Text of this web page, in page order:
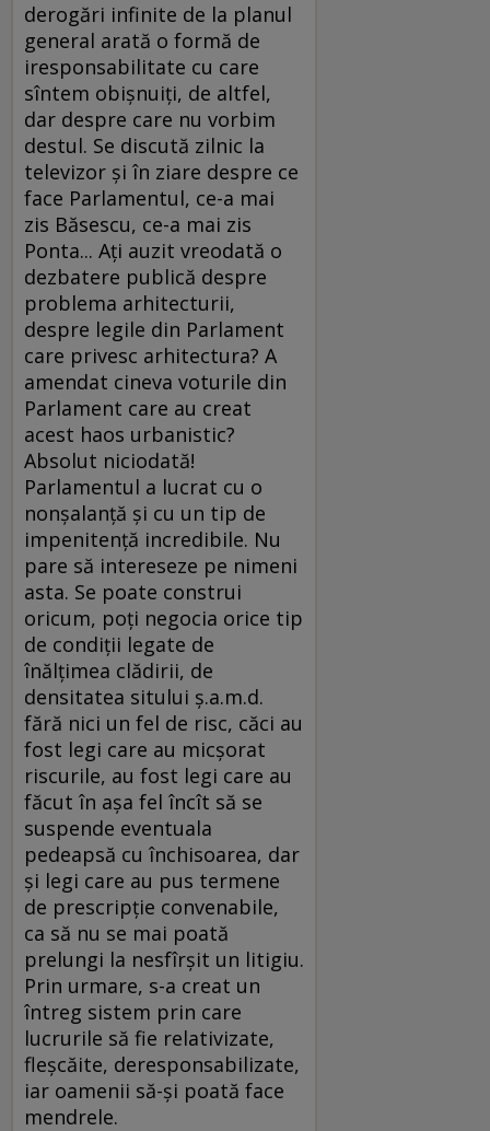
derogări infinite de la planul
general arată o formă de
iresponsabilitate cu care
sîntem obişnuiţi, de altfel,
dar despre care nu vorbim
destul. Se discută zilnic la
televizor şi în ziare despre ce
face Parlamentul, ce-a mai
zis Băsescu, ce-a mai zis
Ponta... Aţi auzit vreodată o
dezbatere publică despre
problema arhitecturii,
despre legile din Parlament
care privesc arhitectura? A
amendat cineva voturile din
Parlament care au creat
acest haos urbanistic?
Absolut niciodată!
Parlamentul a lucrat cu o
nonşalanţă şi cu un tip de
impenitenţă incredibile. Nu
pare să intereseze pe nimeni
asta. Se poate construi
oricum, poţi negocia orice tip
de condiţii legate de
înălţimea clădirii, de
densitatea sitului ş.a.m.d.
fără nici un fel de risc, căci au
fost legi care au micşorat
riscurile, au fost legi care au
făcut în aşa fel încît să se
suspende eventuala
pedeapsă cu închisoarea, dar
şi legi care au pus termene
de prescripţie convenabile,
ca să nu se mai poată
prelungi la nesfîrşit un litigiu.
Prin urmare, s-a creat un
întreg sistem prin care
lucrurile să fie relativizate,
fleşcăite, deresponsabilizate,
iar oamenii să-şi poată face
mendrele.